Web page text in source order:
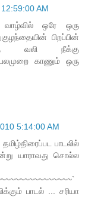
AM
ஒரே ஒரு
பிறப்பின்
வலி நீக்கு
காணும் ஒரு
5:14:00 AM
பாடலில்
யாராவது சொல்ல
பாடல் ... சரியா